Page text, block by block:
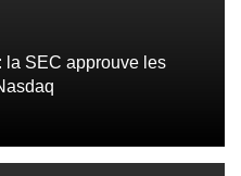
la SEC approuve les